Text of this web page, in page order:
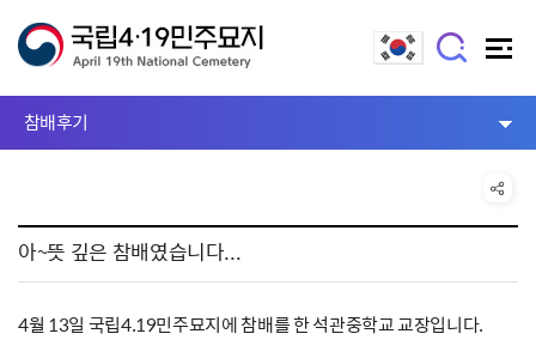
참배후기
아~뜻 깊은 참배였습니다...
4월 13일 국립4.19민주묘지에 참배를 한 석관중학교 교장입니다.